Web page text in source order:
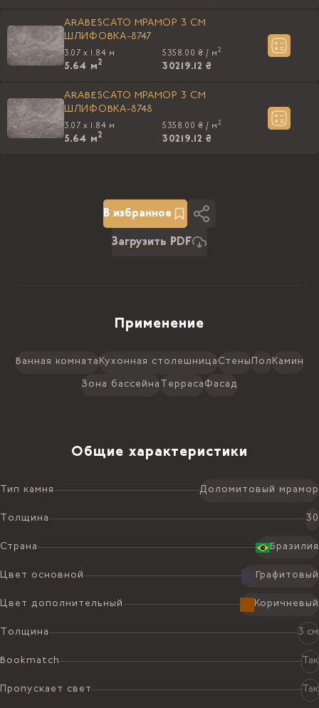
ARABESCATO МРАМОР 3 CM
ШЛИФОВКА-8747
3.07 x 1.84 м
5.64 м2
5358.00 ₴ / м 2
30219.12 ₴
ARABESCATO МРАМОР 3 CM
ШЛИФОВКА-8748
3.07 x 1.84 м
5.64 м2
5358.00 ₴ / м 2
30219.12 ₴
В избранное
Загрузить PDF
Применение
Ванная комната Кухонная столешница Стены Пол Камин
Зона бассейна Терраса Фасад
Общие характеристики
Тип камня Доломитовый мрамор
Толщина 30
Страна Бразилия
Цвет основной Графитовый
Цвет дополнительный Коричневый
Толщина 3 см
Bookmatch Так
Пропускает свет Так